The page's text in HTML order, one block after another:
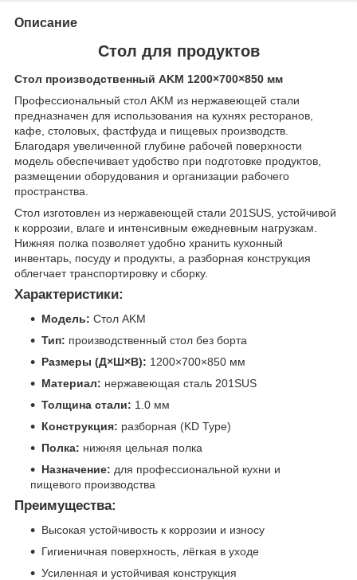
Описание
Стол для продуктов
Стол производственный AKM 1200×700×850 мм
Профессиональный стол AKM из нержавеющей стали
предназначен для использования на кухнях ресторанов,
кафе, столовых, фастфуда и пищевых производств.
Благодаря увеличенной глубине рабочей поверхности
модель обеспечивает удобство при подготовке продуктов,
размещении оборудования и организации рабочего
пространства.
Стол изготовлен из нержавеющей стали 201SUS, устойчивой
к коррозии, влаге и интенсивным ежедневным нагрузкам.
Нижняя полка позволяет удобно хранить кухонный
инвентарь, посуду и продукты, а разборная конструкция
облегчает транспортировку и сборку.
Характеристики:
Модель: Стол AKM
Тип: производственный стол без борта
Размеры (Д×Ш×В): 1200×700×850 мм
Материал: нержавеющая сталь 201SUS
Толщина стали: 1.0 мм
Конструкция: разборная (KD Type)
Полка: нижняя цельная полка
Назначение: для профессиональной кухни и
пищевого производства
Преимущества:
Высокая устойчивость к коррозии и износу
Гигиеничная поверхность, лёгкая в уходе
Усиленная и устойчивая конструкция